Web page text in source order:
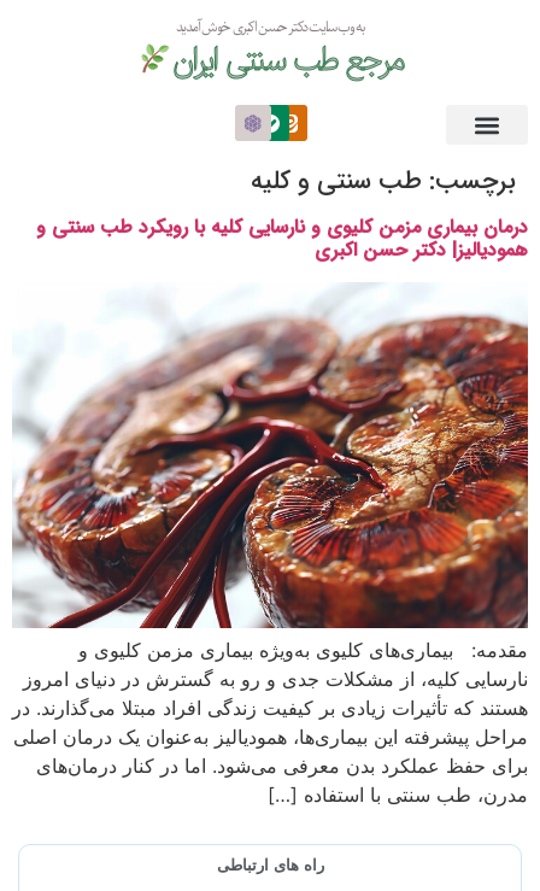
به وب سایت دکتر حسن اکبری خوش آمدید
مرجع طب سنتی ایران
برچسب: طب سنتی و کلیه
درمان بیماری مزمن کلیوی و نارسایی کلیه با رویکرد طب سنتی و
همودیالیز| دکتر حسن اکبری
مقدمه: بیماری‌های کلیوی به‌ویژه بیماری مزمن کلیوی و
نارسایی کلیه، از مشکلات جدی و رو به گسترش در دنیای امروز
هستند که تأثیرات زیادی بر کیفیت زندگی افراد مبتلا می‌گذارند. در
مراحل پیشرفته این بیماری‌ها، همودیالیز به‌عنوان یک درمان اصلی
برای حفظ عملکرد بدن معرفی می‌شود. اما در کنار درمان‌های
مدرن، طب سنتی با استفاده […]
راه های ارتباطی